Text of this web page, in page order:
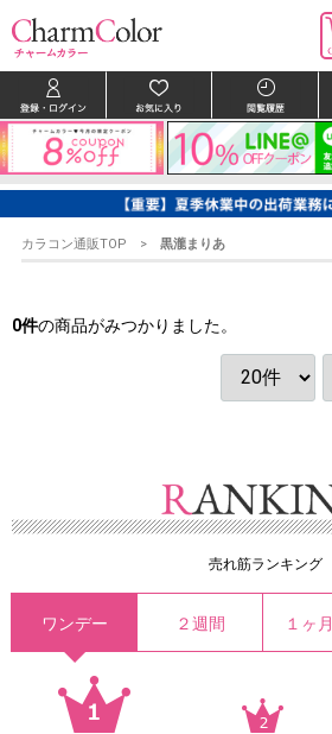
カラコン通販TOP 黒瀧まりあ
0件の商品がみつかりました。
売れ筋ランキング
ワンデー ２週間 １ヶ